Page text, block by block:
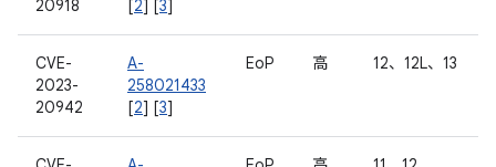
20918
[2] [3]
CVE-
2023-
20942
A-
258021433
[2] [3]
EoP 高 12、12L、13